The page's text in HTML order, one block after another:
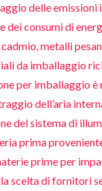
delle
dei consumi di
metalli
da imballaggio
per imballaggio
dell’aria
del sistema di
prima
prime per
scelta di fornitori